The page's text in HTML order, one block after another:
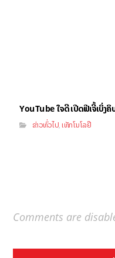
YouTube ໃຈດີ ເປີດຟີເຈີ້ເບິ່ງ
ຂ່າວທົ່ວໄປ,ເທັກໂນໂລຢີ
Comments are